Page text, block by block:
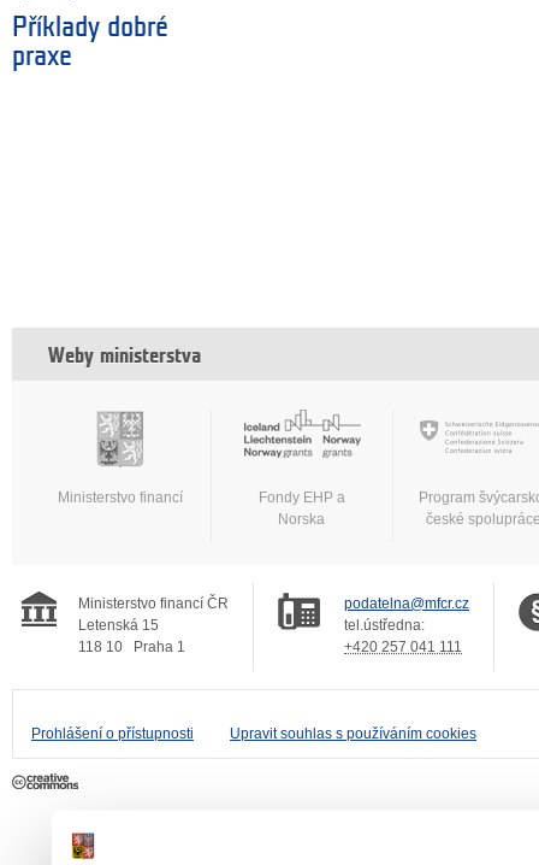
Příklady dobré
praxe
Weby ministerstva
Ministerstvo financí
Fondy EHP a
Norska
Program
české
Ministerstvo financí ČR
Letenská 15
118 10
Praha 1
podatelna@mfcr.cz
tel.ústředna:
+420 257 041 111
Prohlášení o přístupnosti Upravit souhlas s používáním cookies